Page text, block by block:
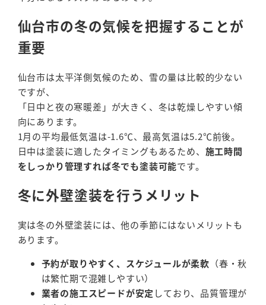
仙台市の冬の気候を把握することが
重要
仙台市は太平洋側気候のため、雪の量は比較的少ない
ですが、
「日中と夜の寒暖差」が大きく、冬は乾燥しやすい傾
向にあります。
1月の平均最低気温は-1.6℃、最高気温は5.2℃前後。
日中は塗装に適したタイミングもあるため、 施工時間
をしっかり管理すれば冬でも塗装可能です。
冬に外壁塗装を行うメリット
実は冬の外壁塗装には、他の季節にはないメリットも
あります。
予約が取りやすく、スケジュールが柔軟 （春・秋
は繁忙期で混雑しやすい）
業者の施工スピードが安定 しており、品質管理が